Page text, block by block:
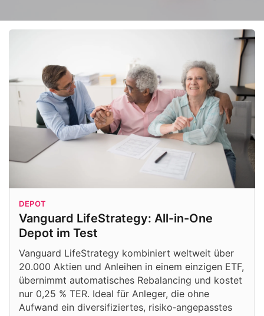
DEPOT
Vanguard LifeStrategy: All-in-One
Depot im Test
Vanguard LifeStrategy kombiniert weltweit über
20.000 Aktien und Anleihen in einem einzigen ETF,
übernimmt automatisches Rebalancing und kostet
nur 0,25 % TER. Ideal für Anleger, die ohne
Aufwand ein diversifiziertes, risiko‑angepasstes